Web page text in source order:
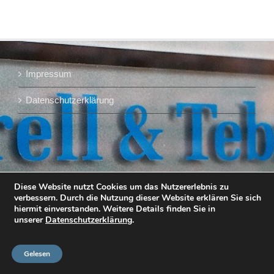
Impressum
Datenschutzerklärung
Diese Website nutzt Cookies um das Nutzererlebnis zu
verbessern. Durch die Nutzung dieser Website erklären Sie sich
hiermit einverstanden. Weitere Details finden Sie in
unserer Datenschutzerklärung.
Gelesen